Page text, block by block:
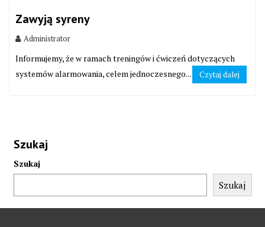
Zawyją syreny
Administrator
Informujemy, że w ramach treningów i ćwiczeń dotyczących
systemów alarmowania, celem jednoczesnego...
Czytaj dalej
Szukaj
Szukaj
Szukaj